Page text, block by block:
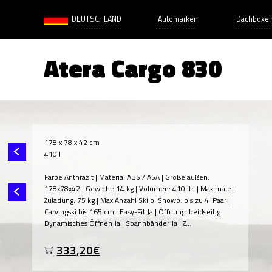
DEUTSCHLAND Automarken
Atera Cargo 830
178 x 78 x 42 cm
410 l
Farbe Anthrazit | Material ABS / ASA | Größe außen:
178x78x42 | Gewicht: 14 kg | Volumen: 410 ltr. | Maximale |
Zuladung: 75 kg | Max Anzahl Ski o. Snowb. bis zu 4 Paar |
Carvingski bis 165 cm | Easy-Fit Ja | Öffnung: beidseitig |
Dynamisches Öffnen Ja | Spannbänder Ja | Z...
333,20€